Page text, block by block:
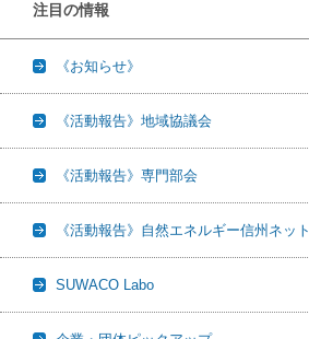
注目の情報
《お知らせ》
《活動報告》地域協議会
《活動報告》専門部会
《活動報告》自然エネルギー信州ネット
SUWACO Labo